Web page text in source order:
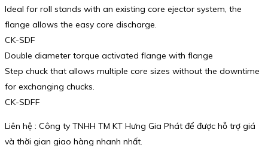
Ideal for roll stands with an existing core ejector system, the
flange allows the easy core discharge.
CK-SDF
Double diameter torque activated flange with flange
Step chuck that allows multiple core sizes without the downtime
for exchanging chucks.
CK-SDFF
Liên hệ : Công ty TNHH TM KT Hưng Gia Phát để được hỗ trợ giá
và thời gian giao hàng nhanh nhất.